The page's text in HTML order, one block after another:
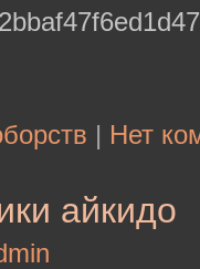
| Нет
айкидо